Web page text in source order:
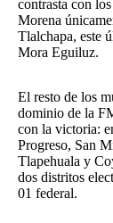
contrasta con
Morena
Tlalchapa, este
Mora Eguiluz.
El resto de los
dominio de la
con la victoria:
Progreso, San
Tlapehuala y
dos distritos
01 federal.